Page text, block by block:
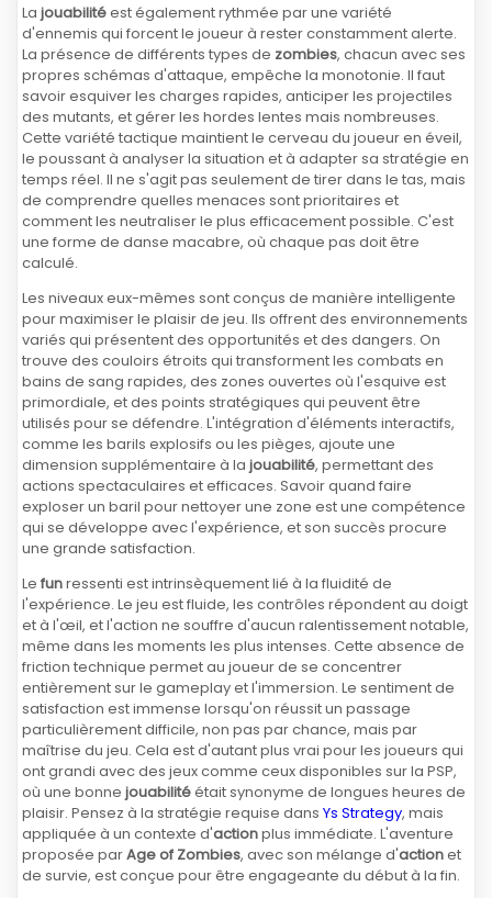
La jouabilitéest également rythmée par une variété
d'ennemis qui forcent le joueur à rester constamment alerte.
La présence de différents types de zombies, chacun avec ses
propres schémas d'attaque, empêche la monotonie. Il faut
savoir esquiver les charges rapides, anticiper les projectiles
des mutants, et gérer les hordes lentes mais nombreuses.
Cette variété tactique maintient le cerveau du joueur en éveil,
le poussant à analyser la situation et à adapter sa stratégie en
temps réel. Il ne s'agit pas seulement de tirer dans le tas, mais
de comprendre quelles menaces sont prioritaires et
comment les neutraliser le plus efficacement possible. C'est
une forme de danse macabre, où chaque pas doit être
calculé.
Les niveaux eux-mêmes sont conçus de manière intelligente
pour maximiser le plaisir de jeu. Ils offrent des environnements
variés qui présentent des opportunités et des dangers. On
trouve des couloirs étroits qui transforment les combats en
bains de sang rapides, des zones ouvertes où l'esquive est
primordiale, et des points stratégiques qui peuvent être
utilisés pour se défendre. L'intégration d'éléments interactifs,
comme les barils explosifs ou les pièges, ajoute une
dimension supplémentaire à la jouabilité, permettant des
actions spectaculaires et efficaces. Savoir quand faire
exploser un baril pour nettoyer une zone est une compétence
qui se développe avec l'expérience, et son succès procure
une grande satisfaction.
Le funressenti est intrinsèquement lié à la fluidité de
l'expérience. Le jeu est fluide, les contrôles répondent au doigt
et à l'œil, et l'action ne souffre d'aucun ralentissement notable,
même dans les moments les plus intenses. Cette absence de
friction technique permet au joueur de se concentrer
entièrement sur le gameplay et l'immersion. Le sentiment de
satisfaction est immense lorsqu'on réussit un passage
particulièrement difficile, non pas par chance, mais par
maîtrise du jeu. Cela est d'autant plus vrai pour les joueurs qui
ont grandi avec des jeux comme ceux disponibles sur la PSP,
où une bonne jouabilitéétait synonyme de longues heures de
plaisir. Pensez à la stratégie requise dans Ys Strategy, mais
appliquée à un contexte d'actionplus immédiate. L'aventure
proposée parAge of Zombies, avec son mélange d'actionet
de survie, est conçue pour être engageante du début à la fin.